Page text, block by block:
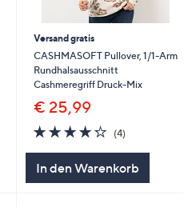
Versand gratis
CASHMASOFT Pullover, 1/1-Arm
Rundhalsausschnitt
Cashmeregriff Druck-Mix
€ 25,99
4.2
von
(4)4
In den Warenkorb